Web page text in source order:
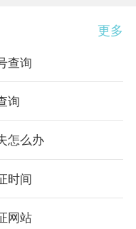
更多
查询
询
怎么办
时间
网站